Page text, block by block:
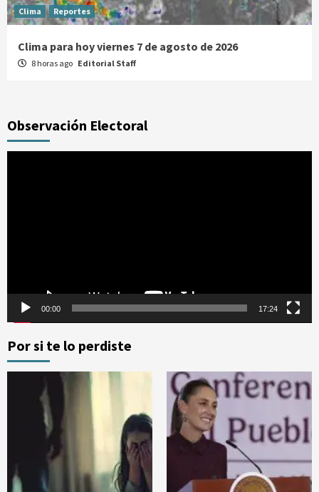
Clima Reportes
Clima para hoy viernes 7 de agosto de 2026
8 horas ago Editorial Staff
Observación Electoral
00:00 17:24
Por si te lo perdiste